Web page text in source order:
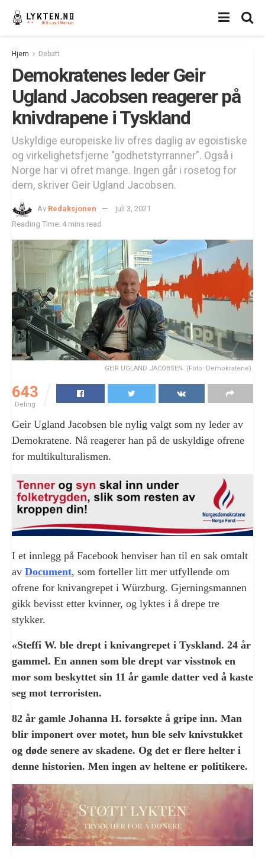
Hjem Debatt
Demokratenes leder Geir
Ugland Jacobsen reagerer på
knivdrapene i Tyskland
Uskyldige europeiske liv ofres daglig av egoistiske
og virkelighetsfjerne "godhetstyrranner". Også i
Norge har vi ofret mange. Ingen går i rosetog for
dem, skriver Geir Ugland Jacobsen.
Av Redaksjonen
juli 3, 2021
Reading Time: 4 mins read
GEIR UGLAND JACOBSEN. (Foto: Demokratene).
643
Deling
Geir Ugland Jacobsen ble nylig valgt som ny leder av
Demokratene. Nå reagerer han på de uskyldige ofrene
for multikulturalismen.
I et innlegg på Facebook henviser han til en sak omtalt
av Document, som forteller litt mer utfyllende om
ofrene for knivangrepet i Würzburg. Gjerningsmannen
gikk bevisst etter kvinner, og lyktes i å drepe tre
stykker.
«Steffi W. ble drept i knivangrepet i Tyskland. 24 år
gammel. En annen som ble drept var visstnok en
mor som beskyttet sin 11 år gamle datter ved å kaste
seg mot terroristen.
82 år gamle Johanna H. forsøkte å gripe inn. Man
blir imponert over motet, hun ble selv knivstukket
og døde senere av skadene. Og det er flere helter i
denne historien. Men ingen av heltene er politikere.